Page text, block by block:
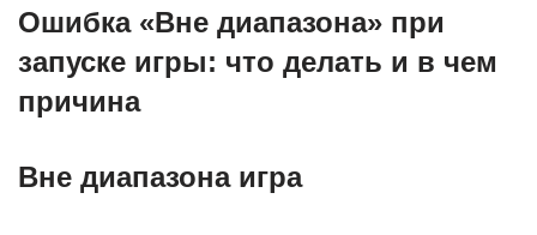
Ошибка «Вне диапазона» при
запуске игры: что делать и в чем
причина
Вне диапазона игра